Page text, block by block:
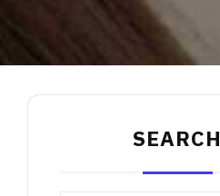
SEARCH